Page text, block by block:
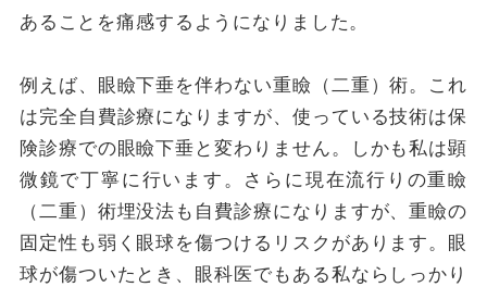
あることを痛感するようになりました。
例えば、眼瞼下垂を伴わない重瞼（二重）術。これ
は完全自費診療になりますが、使っている技術は保
険診療での眼瞼下垂と変わりません。しかも私は顕
微鏡で丁寧に行います。さらに現在流行りの重瞼
（二重）術埋没法も自費診療になりますが、重瞼の
固定性も弱く眼球を傷つけるリスクがあります。眼
球が傷ついたとき、眼科医でもある私ならしっかり